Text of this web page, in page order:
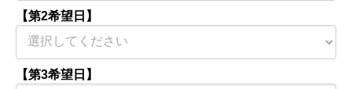
【第2希望日】
【第3希望日】